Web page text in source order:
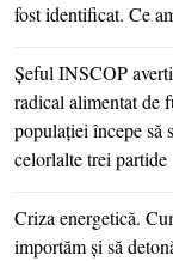
fost identificat. Ce
Şeful INSCOP
radical alimentat de
populaţiei începe să
celorlalte trei partide
Criza energetică.
importăm şi să